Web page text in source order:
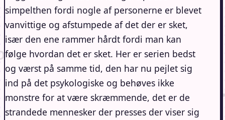
simpelthen fordi nogle af personerne er blevet
vanvittige og afstumpede af det der er sket,
især den ene rammer hårdt fordi man kan
følge hvordan det er sket. Her er serien bedst
og værst på samme tid, den har nu pejlet sig
ind på det psykologiske og behøves ikke
monstre for at være skræmmende, det er de
strandede mennesker der presses der viser sig